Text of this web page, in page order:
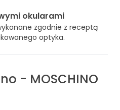
okularami
zgodnie z receptą
optyka.
- MOSCHINO